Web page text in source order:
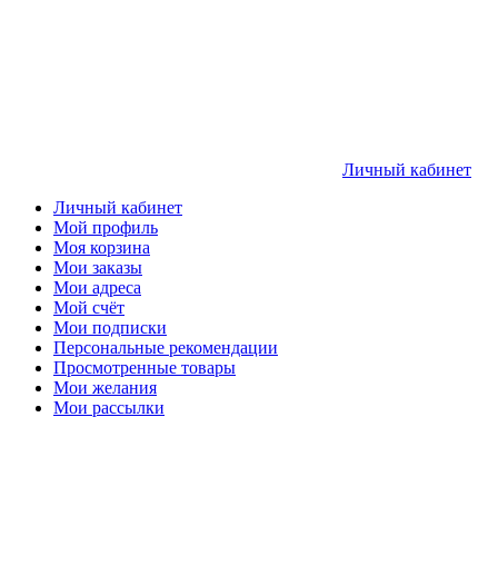
Личный кабинет
Личный кабинет
Мой профиль
Моя корзина
Мои заказы
Мои адреса
Мой счёт
Мои подписки
Персональные рекомендации
Просмотренные товары
Мои желания
Мои рассылки